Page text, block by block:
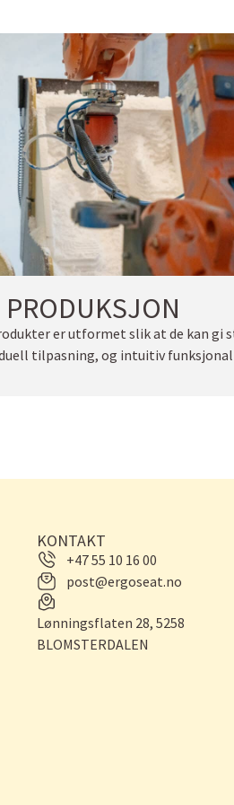
PRODUKSJON
er utformet slik at de kan gi
tilpasning, og intuitiv
KONTAKT
+47 55 10 16 00
post@ergoseat.no
Lønningsflaten 28, 5258
BLOMSTERDALEN